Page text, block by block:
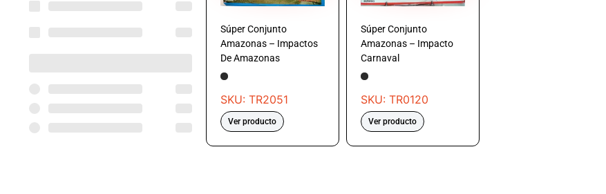
Súper Conjunto
Amazonas – Impactos
De Amazonas
SKU: TR2051
Ver producto
Súper Conjunto
Amazonas – Impacto
Carnaval
SKU: TR0120
Ver producto